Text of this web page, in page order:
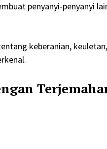
penyanyi-penyanyi
keberanian,